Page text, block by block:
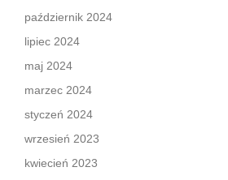
październik 2024
lipiec 2024
maj 2024
marzec 2024
styczeń 2024
wrzesień 2023
kwiecień 2023